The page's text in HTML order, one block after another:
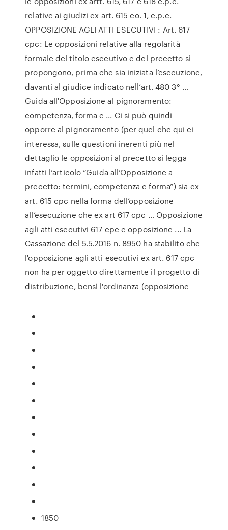
relative ai giudizi ex art. 615 co. 1, c.p.c.
OPPOSIZIONE AGLI ATTI ESECUTIVI : Art. 617
cpc: Le opposizioni relative alla regolarità
formale del titolo esecutivo e del precetto si
propongono, prima che sia iniziata l’esecuzione,
davanti al giudice indicato nell’art. 480 3° …
Guida all'Opposizione al pignoramento:
competenza, forma e ... Ci si può quindi
opporre al pignoramento (per quel che qui ci
interessa, sulle questioni inerenti più nel
dettaglio le opposizioni al precetto si legga
infatti l’articolo “Guida all’Opposizione a
precetto: termini, competenza e forma”) sia ex
art. 615 cpc nella forma dell’opposizione
all’esecuzione che ex art 617 cpc … Opposizione
agli atti esecutivi 617 cpc e opposizione ... La
Cassazione del 5.5.2016 n. 8950 ha stabilito che
l'opposizione agli atti esecutivi ex art. 617 cpc
non ha per oggetto direttamente il progetto di
distribuzione, bensì l'ordinanza (opposizione
1850